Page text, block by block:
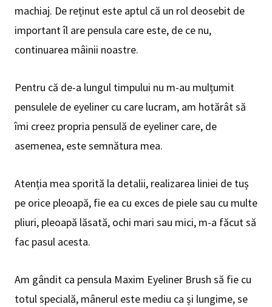
machiaj. De reținut este aptul că un rol deosebit de
important îl are pensula care este, de ce nu,
continuarea mâinii noastre.
Pentru că de-a lungul timpului nu m-au mulțumit
pensulele de eyeliner cu care lucram, am hotărât să
îmi creez propria pensulă de eyeliner care, de
asemenea, este semnătura mea.
Atenția mea sporită la detalii, realizarea liniei de tuș
pe orice pleoapă, fie ea cu exces de piele sau cu multe
pliuri, pleoapă lăsată, ochi mari sau mici, m-a făcut să
fac pasul acesta.
Am gândit ca pensula Maxim Eyeliner Brush să fie cu
totul specială, mânerul este mediu ca și lungime, se